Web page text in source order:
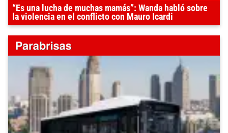
“Es una lucha de muchas mamás”: Wanda habló sobre
la violencia en el conflicto con Mauro Icardi